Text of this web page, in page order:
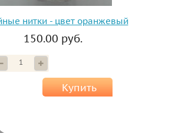
нитки - цвет оранжевый
150.00 руб.
Купить